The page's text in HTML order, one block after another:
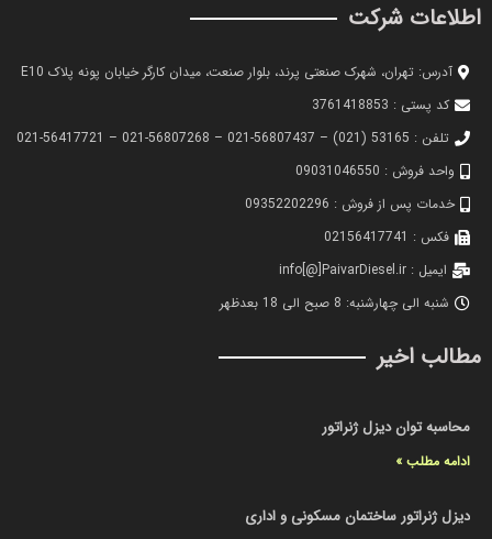
اطلاعات شرکت
آدرس: تهران، شهرک صنعتی پرند، بلوار صنعت، میدان کارگر خیابان پونه پلاک E10
کد پستی : 3761418853
تلفن : 53165 (021) – 56807437-021 – 56807268-021 – 56417721-021
واحد فروش : 09031046550
خدمات پس از فروش : 09352202296
فکس : 02156417741
ایمیل : info[@]PaivarDiesel.ir
شنبه الی چهارشنبه: 8 صبح الی 18 بعدظهر
مطالب اخیر
محاسبه توان دیزل ژنراتور
ادامه مطلب »
دیزل ژنراتور ساختمان مسکونی و اداری